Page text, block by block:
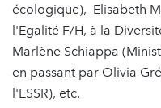
écologique), Elisabeth
l'Egalité F/H, à la
Marlène Schiappa
en passant par Olivia
l'ESSR), etc.